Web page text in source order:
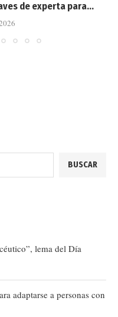
de experta para...
BUSCAR
lema del Día
adaptarse a personas con